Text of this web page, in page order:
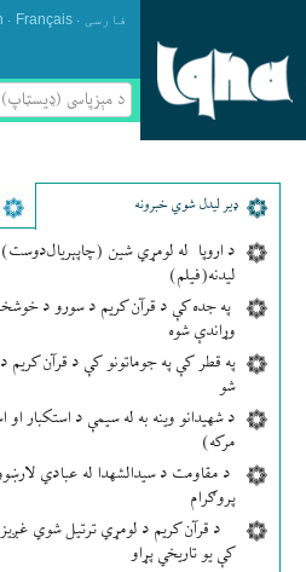
فارسی .
Français
.
د مېزپاسى (ډیسټاپ)
ډير لیدل شوي خبرونه
د اروپا له لومړي شین
لیدنه(فیلم)
په جده کې د قرآن کریم د سورو د
وړاندې شوه
په قطر کې په جوماتونو کې د قرآن کریم
شو
د شهیدانو وینه به له سیمې د استکبار
مرکه)
د مقاومت د سیدالشهدا له عبادي
پروګرام
د قرآن کریم د لومړي ترتیل شوي
کې یو تاریخي پړاو